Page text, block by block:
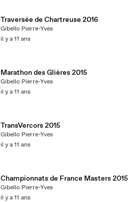
Traversée de Chartreuse 2016
Gibello Pierre-Yves
il y a 11 ans
Marathon des Glières 2015
Gibello Pierre-Yves
il y a 11 ans
TransVercors 2015
Gibello Pierre-Yves
il y a 11 ans
Championnats de France Masters 2015
Gibello Pierre-Yves
il y a 11 ans